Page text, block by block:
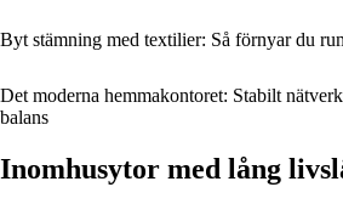
Byt stämning med textilier: Så förnyar du
Det moderna hemmakontoret: Stabilt
balans
Inomhusytor med lång